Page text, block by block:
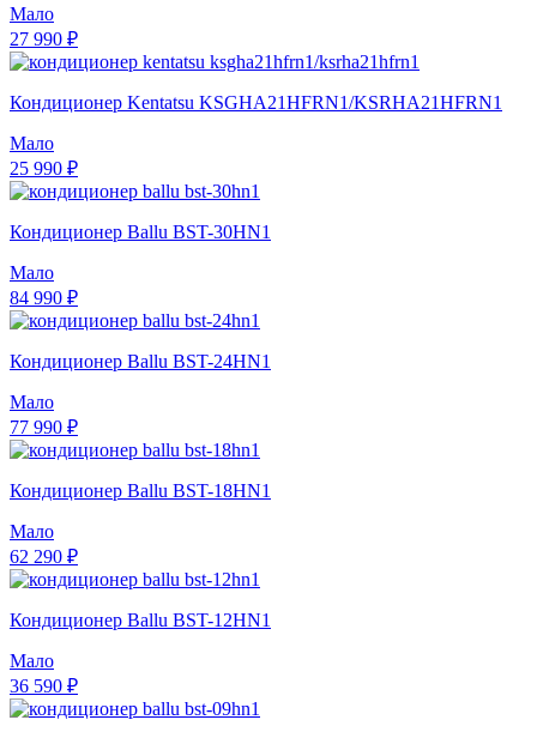
Мало
27 990 ₽
Кондиционер Kentatsu KSGHA21HFRN1/KSRHA21HFRN1
Мало
25 990 ₽
Кондиционер Ballu BST-30HN1
Мало
84 990 ₽
Кондиционер Ballu BST-24HN1
Мало
77 990 ₽
Кондиционер Ballu BST-18HN1
Мало
62 290 ₽
Кондиционер Ballu BST-12HN1
Мало
36 590 ₽